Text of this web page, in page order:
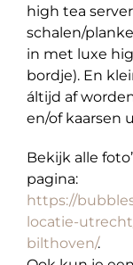
high tea
schalen/
in met luxe
bordje). En
áltijd af
en/of kaarsen
Bekijk alle
pagina:
https://
locatie-
bilthoven/.